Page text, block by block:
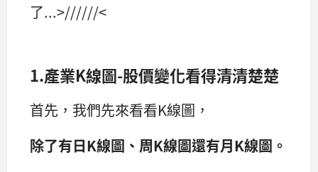
了...>//////<
1.產業K線圖-股價變化看得清清楚楚
首先，我們先來看看K線圖，
除了有日K線圖、周K線圖還有月K線圖。